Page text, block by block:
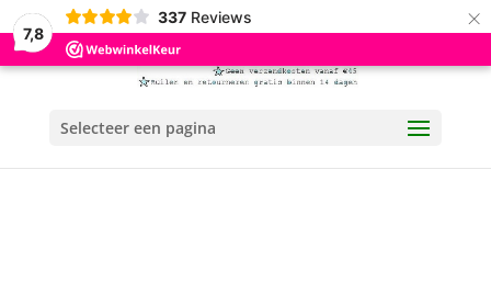
7,8
337 Reviews ×
Selecteer een pagina